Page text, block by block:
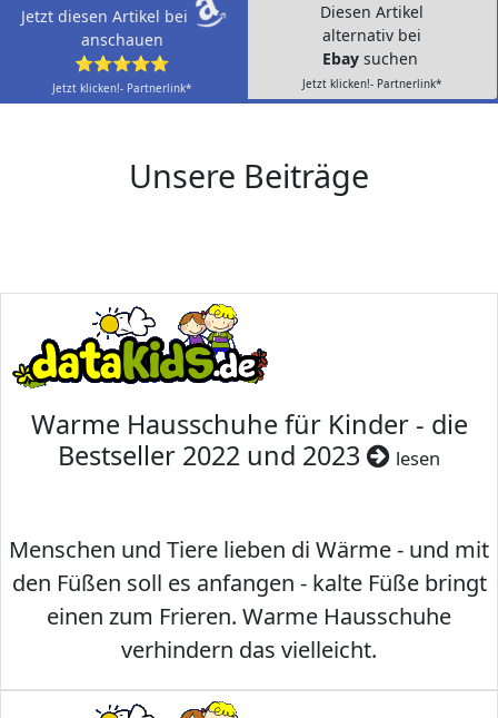
Jetzt diesen Artikel bei
anschauen
⭐⭐⭐⭐⭐
Jetzt klicken!- Partnerlink*
Diesen Artikel
alternativ bei
Ebay suchen
Jetzt klicken!- Partnerlink*
Unsere Beiträge
Warme Hausschuhe für Kinder - die
Bestseller 2022 und 2023
lesen
Menschen und Tiere lieben di Wärme - und mit
den Füßen soll es anfangen - kalte Füße bringt
einen zum Frieren. Warme Hausschuhe
verhindern das vielleicht.